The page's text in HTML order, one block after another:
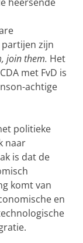
zijn
join them. Het
met FvD is
achtige
politieke
naar
is dat de
komt van
en